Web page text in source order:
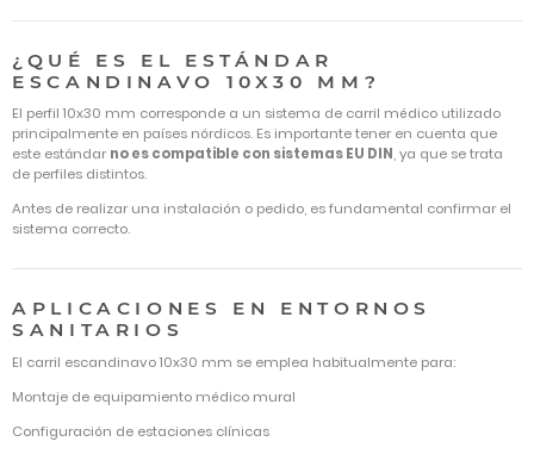
¿QUÉ ES EL ESTÁNDAR
ESCANDINAVO 10X30 MM?
El perfil 10x30 mm corresponde a un sistema de carril médico utilizado
principalmente en países nórdicos. Es importante tener en cuenta que
este estándarno es compatible con sistemas EU DIN , ya que se trata
de perfiles distintos.
Antes de realizar una instalación o pedido, es fundamental confirmar el
sistema correcto.
APLICACIONES EN ENTORNOS
SANITARIOS
El carril escandinavo 10x30 mm se emplea habitualmente para:
Montaje de equipamiento médico mural
Configuración de estaciones clínicas